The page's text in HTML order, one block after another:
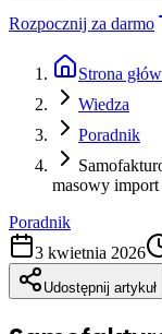
Rozpocznij za darmo
Strona
Wiedza
Poradnik
masowy
Poradnik
3 kwietnia 2026
Udostępnij artykuł